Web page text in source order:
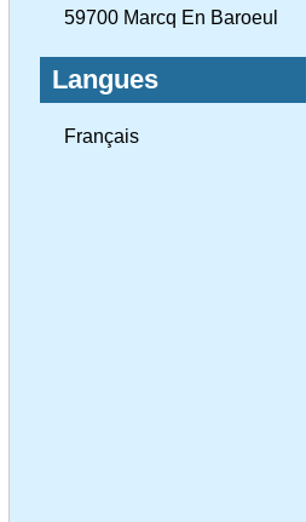
59700 Marcq En Baroeul
Langues
Français